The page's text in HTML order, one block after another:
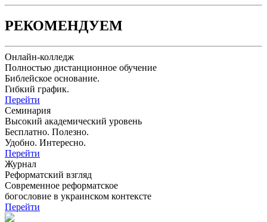
РЕКОМЕНДУЕМ
Онлайн-колледж
Полностью дистанционное обучение
Библейское основание.
Гибкий график.
Перейти
Семинария
Высокий академический уровень
Бесплатно. Полезно.
Удобно. Интересно.
Перейти
Журнал
Реформатский взгляд
Современное реформатское
богословие в украинском контексте
Перейти